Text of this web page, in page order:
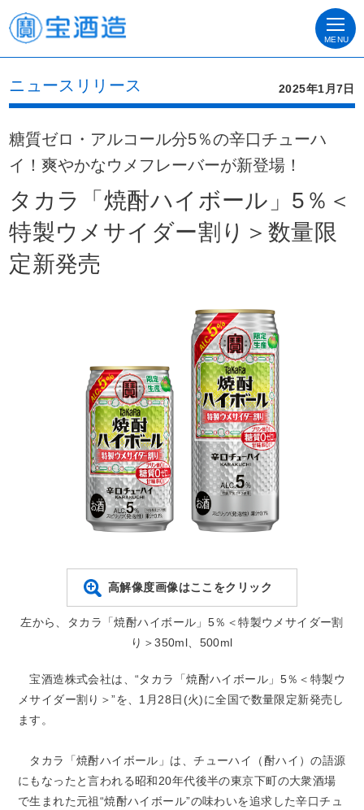
MENU
ニュースリリース 2025年1月7日
糖質ゼロ・アルコール分5％の辛口チューハ
イ！爽やかなウメフレーバーが新登場！
タカラ「焼酎ハイボール」5％＜
特製ウメサイダー割り＞数量限
定新発売
高解像度画像はここをクリック
左から、タカラ「焼酎ハイボール」5％＜特製ウメサイダー割
り＞350ml、500ml
宝酒造株式会社は、“タカラ「焼酎ハイボール」5％＜特製ウ
メサイダー割り＞”を、1月28日(火)に全国で数量限定新発売し
ます。
タカラ「焼酎ハイボール」は、チューハイ（酎ハイ）の語源
にもなったと言われる昭和20年代後半の東京下町の大衆酒場
で生まれた元祖“焼酎ハイボール”の味わいを追求した辛口チュ